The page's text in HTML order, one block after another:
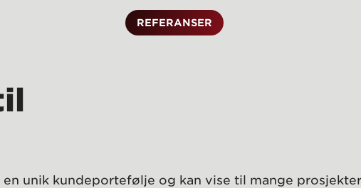
REFERANSER
unik kundeportefølje og kan vise til mange